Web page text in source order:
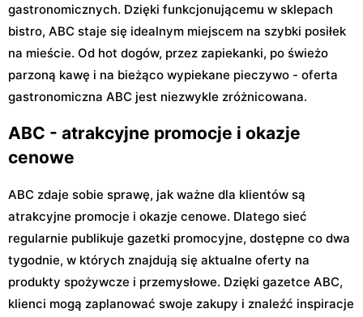
gastronomicznych. Dzięki funkcjonującemu w sklepach
bistro, ABC staje się idealnym miejscem na szybki posiłek
na mieście. Od hot dogów, przez zapiekanki, po świeżo
parzoną kawę i na bieżąco wypiekane pieczywo - oferta
gastronomiczna ABC jest niezwykle zróżnicowana.
ABC - atrakcyjne promocje i okazje
cenowe
ABC zdaje sobie sprawę, jak ważne dla klientów są
atrakcyjne promocje i okazje cenowe. Dlatego sieć
regularnie publikuje gazetki promocyjne, dostępne co dwa
tygodnie, w których znajdują się aktualne oferty na
produkty spożywcze i przemysłowe. Dzięki gazetce ABC,
klienci mogą zaplanować swoje zakupy i znaleźć inspiracje